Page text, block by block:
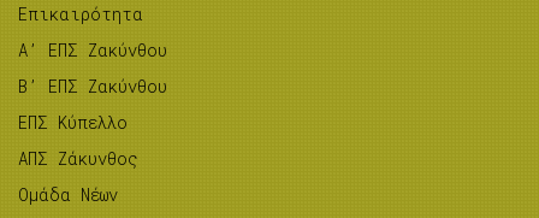
Επικαιρότητα
A’ ΕΠΣ Ζακύνθου
B’ ΕΠΣ Ζακύνθου
ΕΠΣ Κύπελλο
ΑΠΣ Ζάκυνθος
Ομάδα Νέων